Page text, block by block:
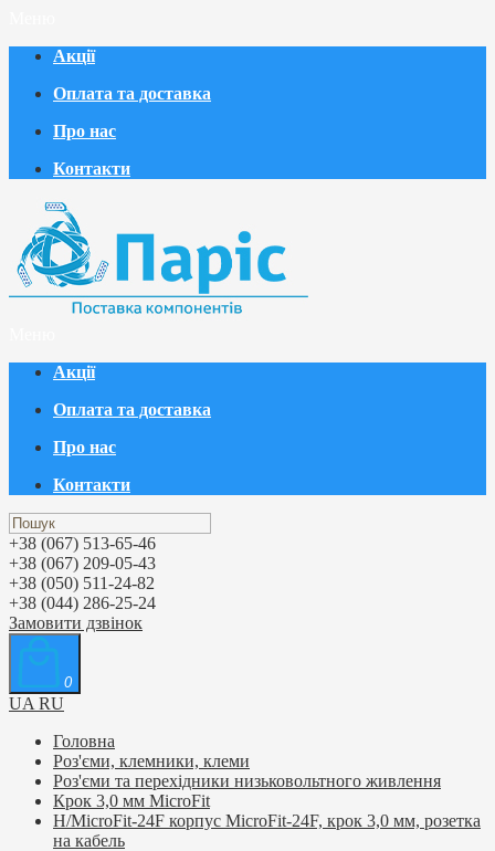
Акції
Оплата та доставка
Про нас
Контакти
Акції
Оплата та доставка
Про нас
Контакти
+38 (067) 513-65-46
+38 (067) 209-05-43
+38 (050) 511-24-82
+38 (044) 286-25-24
Замовити дзвінок
0
UA RU
Головна
Роз'єми, клемники, клеми
Роз'єми та перехідники низьковольтного живлення
Крок 3,0 мм MicroFit
H/MicroFit-24F корпус MicroFit-24F, крок 3,0 мм, розетка
на кабель